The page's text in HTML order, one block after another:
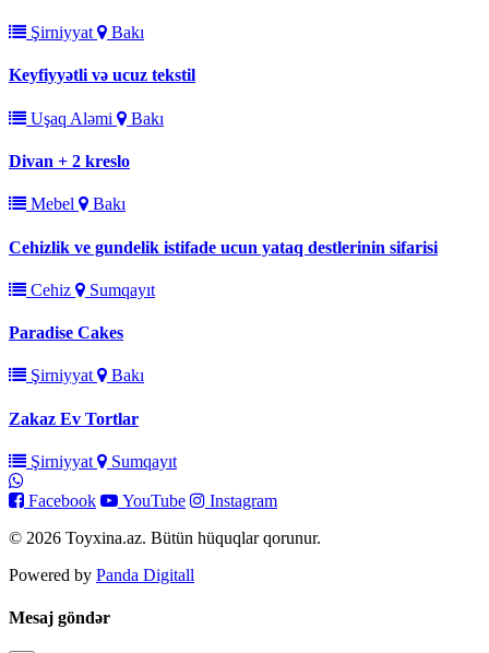
Şirniyyat Bakı
Keyfiyyətli və ucuz tekstil
Uşaq Aləmi Bakı
Divan + 2 kreslo
Mebel Bakı
Cehizlik ve gundelik istifade ucun yataq destlerinin sifarisi
Cehiz Sumqayıt
Paradise Cakes
Şirniyyat Bakı
Zakaz Ev Tortlar
Şirniyyat Sumqayıt
Facebook YouTube
Instagram
© 2026 Toyxina.az. Bütün hüquqlar qorunur.
Powered by Panda Digitall
Mesaj göndər